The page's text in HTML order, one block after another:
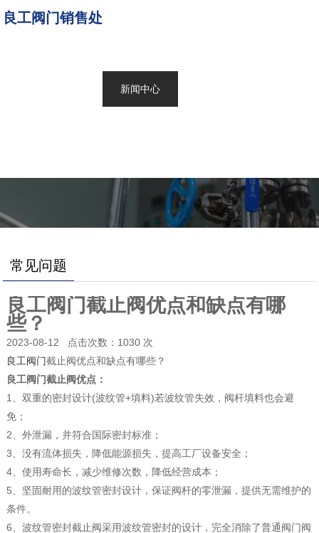
良工阀门销售处
新闻中心
常见问题
良工阀门截止阀优点和缺点有哪
些？
2023-08-12 点击次数：1030 次
良工阀门截止阀优点和缺点有哪些？
良工阀门截止阀优点：
1、双重的密封设计(波纹管+填料)若波纹管失效，阀杆填料也会避
免；
2、外泄漏，并符合国际密封标准；
3、没有流体损失，降低能源损失，提高工厂设备安全；
4、使用寿命长，减少维修次数，降低经营成本；
5、坚固耐用的波纹管密封设计，保证阀杆的零泄漏，提供无需维护的
条件。
6、波纹管密封截止阀采用波纹管密封的设计，完全消除了普通阀门阀